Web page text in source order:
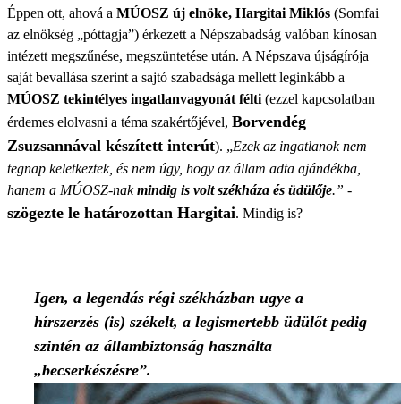
Éppen ott, ahová a MÚOSZ új elnöke, Hargitai Miklós (Somfai
az elnökség „póttagja”) érkezett a Népszabadság valóban kínosan
intézett megszűnése, megszüntetése után. A Népszava újságírója
saját bevallása szerint a sajtó szabadsága mellett leginkább a
MÚOSZ tekintélyes ingatlanvagyonát félti (ezzel kapcsolatban
érdemes elolvasni a téma szakértőjével, Borvendég
Zsuzsannával készített interút). „Ezek az ingatlanok nem
tegnap keletkeztek, és nem úgy, hogy az állam adta ajándékba,
hanem a MÚOSZ-nakmindig is volt székháza és üdülője.” -
szögezte le határozottan Hargitai. Mindig is?
Igen, a legendás régi székházban ugye a
hírszerzés (is) székelt, a legismertebb üdülőt pedig
szintén az állambiztonság használta
„becserkészésre”.